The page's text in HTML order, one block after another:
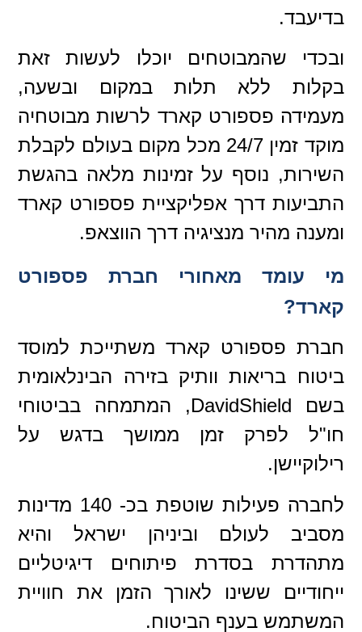
בדיעבד.
ובכדי שהמבוטחים יוכלו לעשות זאת
בקלות ללא תלות במקום ובשעה,
מעמידה פספורט קארד לרשות מבוטחיה
מוקד זמין 24/7 מכל מקום בעולם לקבלת
השירות, נוסף על זמינות מלאה בהגשת
התביעות דרך אפליקציית פספורט קארד
ומענה מהיר מנציגיה דרך הווצאפ.
מי עומד מאחורי חברת פספורט
קארד?
חברת פספורט קארד משתייכת למוסד
ביטוח בריאות וותיק בזירה הבינלאומית
בשם DavidShield, המתמחה בביטוחי
חו"ל לפרק זמן ממושך בדגש על
רילוקיישן.
לחברה פעילות שוטפת בכ- 140 מדינות
מסביב לעולם וביניהן ישראל והיא
מתהדרת בסדרת פיתוחים דיגיטליים
ייחודיים ששינו לאורך הזמן את חוויית
המשתמש בענף הביטוח.